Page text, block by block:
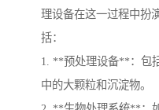
理设备在这一过程中扮
括：
1. **预处理设备**：包
中的大颗粒和沉淀物。